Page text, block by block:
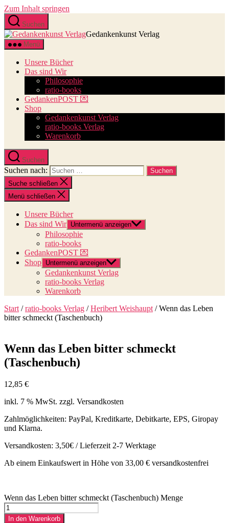
Zum Inhalt springen
Suchen
Gedankenkunst Verlag
Menü
Unsere Bücher
Das sind Wir
Philosophie
ratio-books
GedankenPOST 💌
Shop
Gedankenkunst Verlag
ratio-books Verlag
Warenkorb
Suchen
Suchen nach:
Suche schließen
Menü schließen
Unsere Bücher
Das sind Wir Untermenü anzeigen
Philosophie
ratio-books
GedankenPOST 💌
Shop Untermenü anzeigen
Gedankenkunst Verlag
ratio-books Verlag
Warenkorb
Start /ratio-books Verlag /Heribert Weishaupt / Wenn das Leben
bitter schmeckt (Taschenbuch)
Wenn das Leben bitter schmeckt
(Taschenbuch)
12,85 €
inkl. 7 % MwSt. zzgl. Versandkosten
Zahlmöglichkeiten: PayPal, Kreditkarte, Debitkarte, EPS, Giropay
und Klarna.
Versandkosten: 3,50€ / Lieferzeit 2-7 Werktage
Ab einem Einkaufswert in Höhe von 33,00 € versandkostenfrei
Wenn das Leben bitter schmeckt (Taschenbuch) Menge
In den Warenkorb